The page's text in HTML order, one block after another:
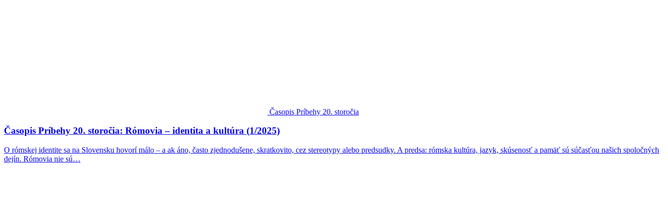
Časopis Príbehy 20. storočia
Časopis Príbehy 20. storočia: Rómovia – identita a kultúra (1/2025)
O rómskej identite sa na Slovensku hovorí málo – a ak áno, často zjednodušene, skratkovito, cez stereotypy alebo predsudky. A predsa: rómska kultúra, jazyk, skúsenosť a pamäť sú súčasťou našich spoločných
dejín. Rómovia nie sú…